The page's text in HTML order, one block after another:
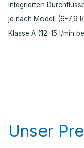
integrierten
je nach Modell (6–7,9 l/
Klasse A (12–15 l/min
Unser